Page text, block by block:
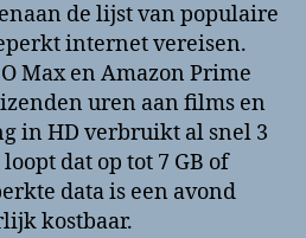
de lijst van populaire
internet vereisen.
Max en Amazon Prime
uren aan films en
in HD verbruikt al snel 3
dat op tot 7 GB of
data is een avond
kostbaar.